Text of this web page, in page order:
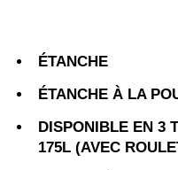
ÉTANCHE
ÉTANCHE À LA
DISPONIBLE EN 3
175L (AVEC